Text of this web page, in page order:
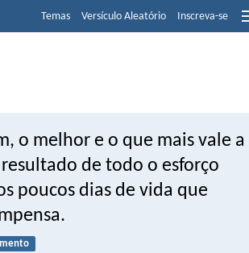
Temas Versículo Aleatório Inscreva-se
o melhor e o que mais vale a
de todo o esforço
poucos dias de vida que